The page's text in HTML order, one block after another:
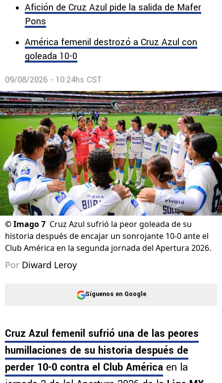
Afición de Cruz Azul pide la salida de Mafer
Pons
América femenil destrozó a Cruz Azul con
goleada 10-0
09/08/2026 - 10:24hs CST
©Imago 7 Cruz Azul sufrió la peor goleada de su
historia después de encajar un sonrojante 10-0 ante el
Club América en la segunda jornada del Apertura 2026.
Por Diward Leroy
Síguenos en Google
Cruz Azul femenil sufrió una de las peores
humillaciones de su historia después de
perder 10-0 contra el Club América en la